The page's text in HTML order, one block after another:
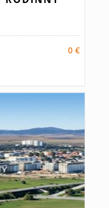
0 €